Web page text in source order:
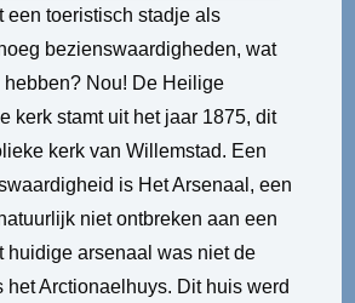
een toeristisch stadje als
bezienswaardigheden, wat
hebben? Nou! De Heilige
kerk stamt uit het jaar 1875, dit
kerk van Willemstad. Een
is Het Arsenaal, een
niet ontbreken aan een
huidige arsenaal was niet de
het Arctionaelhuys. Dit huis werd